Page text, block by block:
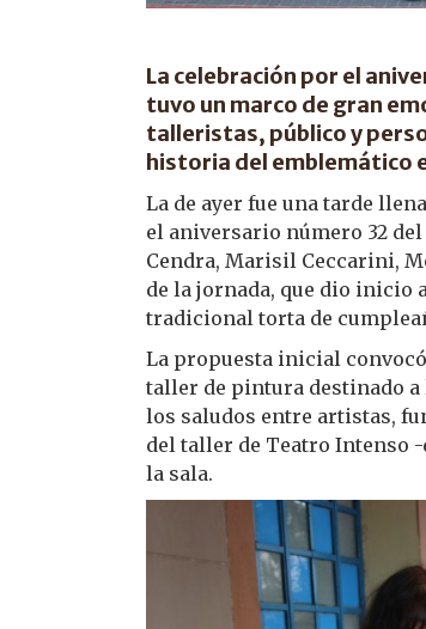
La celebración por el
tuvo un marco de gran
talleristas, público y
historia del emblemático
La de ayer fue una tarde
el aniversario número 32
Cendra, Marisil Ceccarini,
de la jornada, que dio inicio
tradicional torta de
La propuesta inicial
taller de pintura destinado a
los saludos entre artistas,
del taller de Teatro Intenso
la sala.